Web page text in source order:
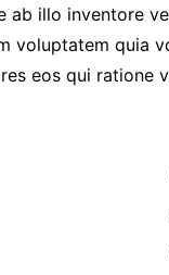
ab illo inventore
voluptatem quia
eos qui ratione